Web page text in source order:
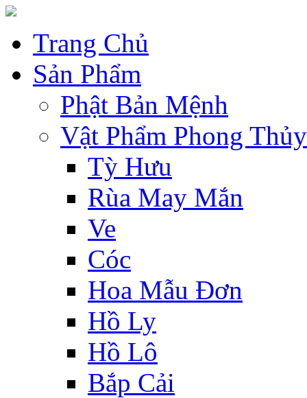
Trang Chủ
Sản Phẩm
Phật Bản Mệnh
Vật Phẩm Phong Thủy
Tỳ Hưu
Rùa May Mắn
Ve
Cóc
Hoa Mẫu Đơn
Hồ Ly
Hồ Lô
Bắp Cải